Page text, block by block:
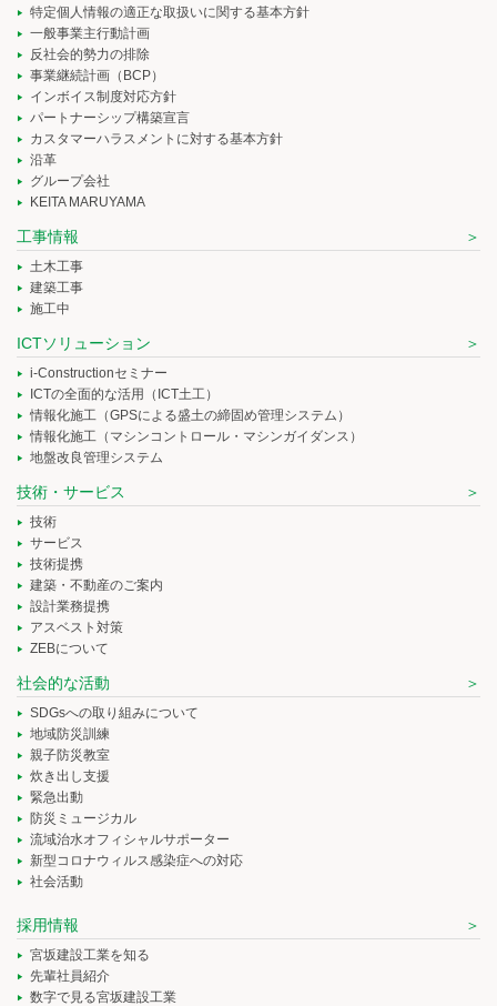
特定個人情報の適正な取扱いに関する基本方針
一般事業主行動計画
反社会的勢力の排除
事業継続計画（BCP）
インボイス制度対応方針
パートナーシップ構築宣言
カスタマーハラスメントに対する基本方針
沿革
グループ会社
KEITA MARUYAMA
工事情報
土木工事
建築工事
施工中
ICTソリューション
i-Constructionセミナー
ICTの全面的な活用（ICT土工）
情報化施工（GPSによる盛土の締固め管理システム）
情報化施工（マシンコントロール・マシンガイダンス）
地盤改良管理システム
技術・サービス
技術
サービス
技術提携
建築・不動産のご案内
設計業務提携
アスベスト対策
ZEBについて
社会的な活動
SDGsへの取り組みについて
地域防災訓練
親子防災教室
炊き出し支援
緊急出動
防災ミュージカル
流域治水オフィシャルサポーター
新型コロナウィルス感染症への対応
社会活動
採用情報
宮坂建設工業を知る
先輩社員紹介
数字で見る宮坂建設工業